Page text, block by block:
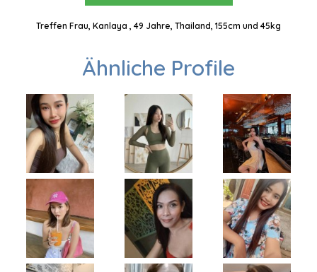
Treffen Frau, Kanlaya , 49 Jahre, Thailand, 155cm und 45kg
Ähnliche Profile